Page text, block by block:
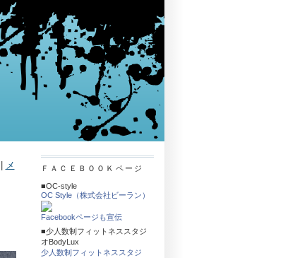
メ
ＦＡＣＥＢＯＯＫページ
■OC-style
OC Style（株式会社ビーラン）
Facebookページも宣伝
■少人数制フィットネススタジ
オBodyLux
少人数制フィットネススタジ